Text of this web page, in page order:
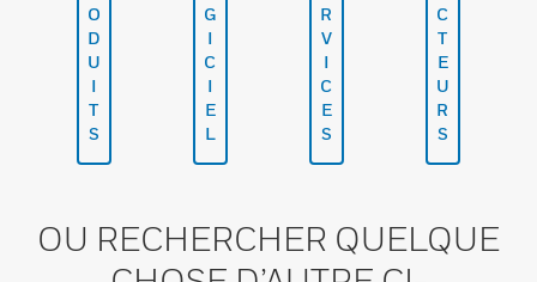
O
D
U
I
T
S
G
I
C
I
E
L
R
V
I
C
E
S
C
T
E
U
R
S
OU RECHERCHER QUELQUE